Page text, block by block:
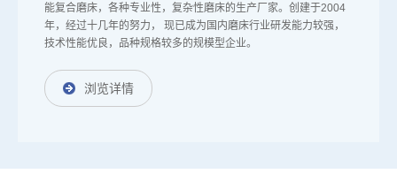
能复合磨床，各种专业性，复杂性磨床的生产厂家。创建于2004
年，经过十几年的努力， 现已成为国内磨床行业研发能力较强，
技术性能优良，品种规格较多的规模型企业。
浏览详情